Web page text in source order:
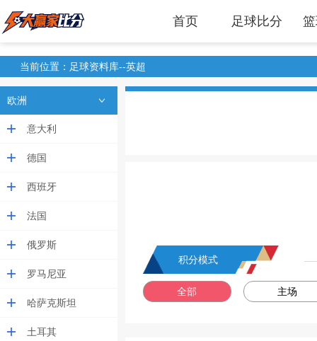
首页 足球比分
当前位置：足球资料库--英超
欧洲
意大利
德国
西班牙
法国
俄罗斯
罗马尼亚
哈萨克斯坦
土耳其
积分模式
全部 主场